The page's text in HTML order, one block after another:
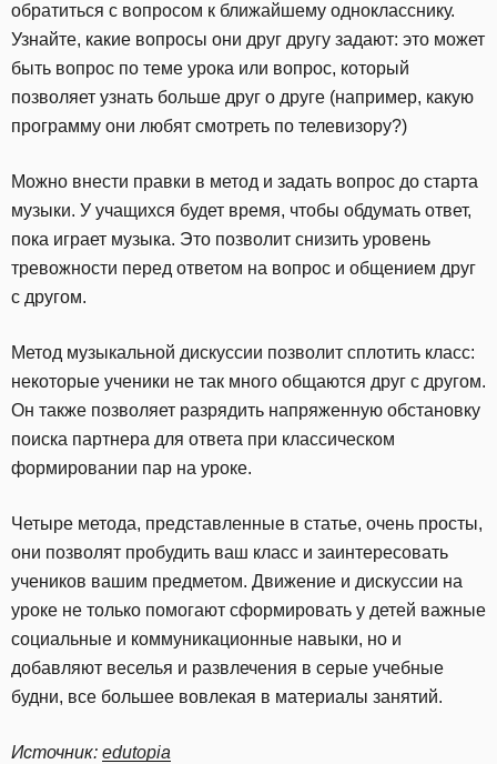
обратиться с вопросом к ближайшему однокласснику.
Узнайте, какие вопросы они друг другу задают: это может
быть вопрос по теме урока или вопрос, который
позволяет узнать больше друг о друге (например, какую
программу они любят смотреть по телевизору?)
Можно внести правки в метод и задать вопрос до старта
музыки. У учащихся будет время, чтобы обдумать ответ,
пока играет музыка. Это позволит снизить уровень
тревожности перед ответом на вопрос и общением друг
с другом.
Метод музыкальной дискуссии позволит сплотить класс:
некоторые ученики не так много общаются друг с другом.
Он также позволяет разрядить напряженную обстановку
поиска партнера для ответа при классическом
формировании пар на уроке.
Четыре метода, представленные в статье, очень просты,
они позволят пробудить ваш класс и заинтересовать
учеников вашим предметом. Движение и дискуссии на
уроке не только помогают сформировать у детей важные
социальные и коммуникационные навыки, но и
добавляют веселья и развлечения в серые учебные
будни, все большее вовлекая в материалы занятий.
Источник: edutopia